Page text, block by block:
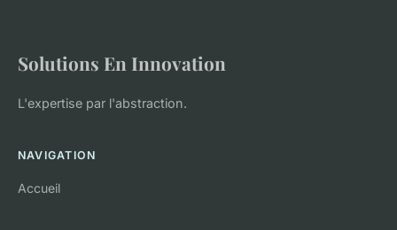
Solutions En Innovation
L'expertise par l'abstraction.
NAVIGATION
Accueil